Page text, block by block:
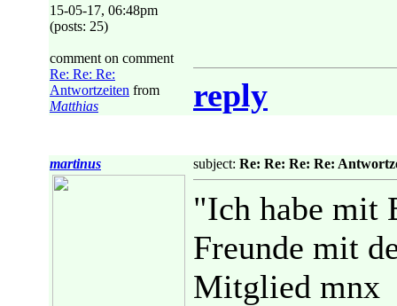
15-05-17, 06:48pm
(posts: 25)
comment on comment
Re: Re: Re:
Antwortzeiten from
Matthias
reply
martinus subject: Re: Re: Re: Re:
"Ich habe mit
Freunde mit
Mitglied mnx